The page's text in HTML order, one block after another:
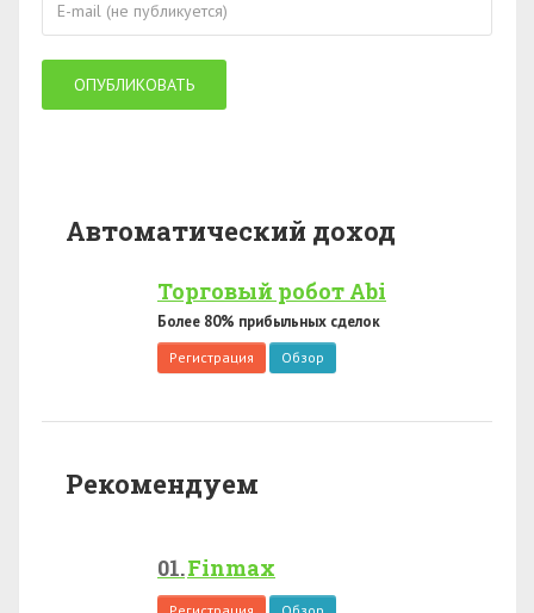
Автоматический доход
Торговый робот Abi
Более 80% прибыльных сделок
Регистрация Обзор
Рекомендуем
Finmax